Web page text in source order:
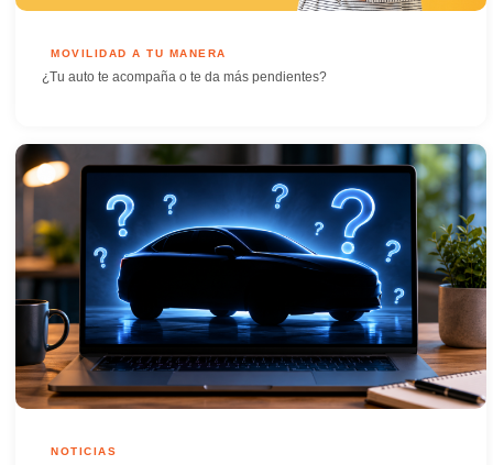
MOVILIDAD A TU MANERA
¿Tu auto te acompaña o te da más pendientes?
NOTICIAS